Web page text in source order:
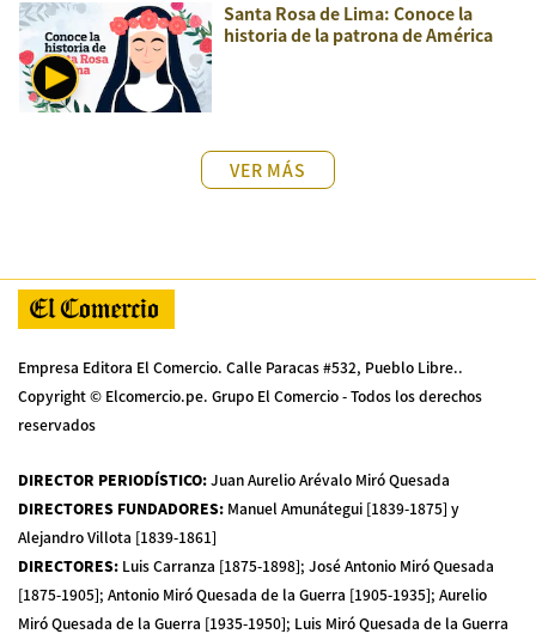
Santa Rosa de Lima: Conoce la
historia de la patrona de América
VER MÁS
Empresa Editora El Comercio. Calle Paracas #532, Pueblo Libre..
Copyright © Elcomercio.pe. Grupo El Comercio - Todos los derechos
reservados
DIRECTOR PERIODÍSTICO:Juan Aurelio Arévalo Miró Quesada
DIRECTORES FUNDADORES: Manuel Amunátegui [1839-1875] y
Alejandro Villota [1839-1861]
DIRECTORES: Luis Carranza [1875-1898]; José Antonio Miró Quesada
[1875-1905]; Antonio Miró Quesada de la Guerra [1905-1935]; Aurelio
Miró Quesada de la Guerra [1935-1950]; Luis Miró Quesada de la Guerra